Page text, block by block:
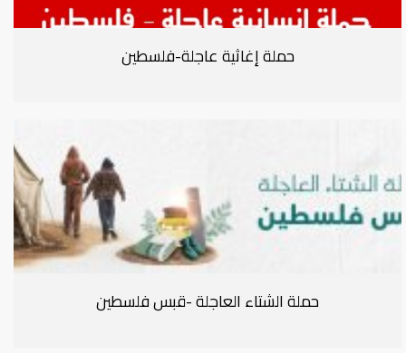
حملة إغاثية عاجلة-فلسطين
حملة الشتاء العاجلة -قبس فلسطين